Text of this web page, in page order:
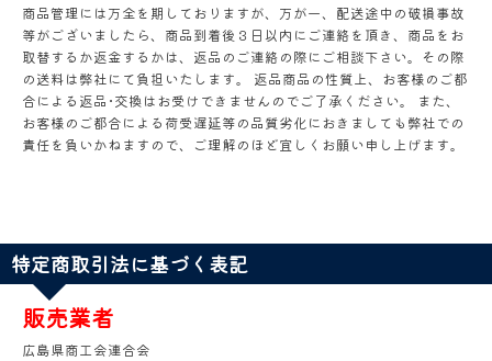
商品管理には万全を期しておりますが、万が一、配送途中の破損事故
等がございましたら、商品到着後３日以内にご連絡を頂き、商品をお
取替するか返金するかは、返品のご連絡の際にご相談下さい。その際
の送料は弊社にて負担いたします。 返品商品の性質上、お客様のご都
合による返品･交換はお受けできませんのでご了承ください。 また、
お客様のご都合による荷受遅延等の品質劣化におきましても弊社での
責任を負いかねますので、ご理解のほど宜しくお願い申し上げます。
特定商取引法に基づく表記
販売業者
広島県商工会連合会